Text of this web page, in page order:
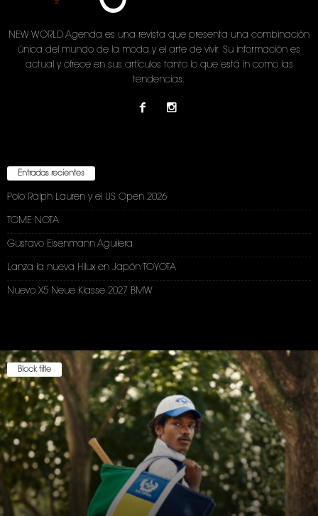
NEW WORLD Agenda es una revista que presenta una combinación
única del mundo de la moda y el arte de vivir. Su información es
actual y ofrece en sus artículos tanto lo que está in como las
tendencias.
Entradas recientes
Polo Ralph Lauren y el US Open 2026
TOME NOTA
Gustavo Eisenmann Aguilera
Lanza la nueva Hilux en Japón TOYOTA
Nuevo X5 Neue Klasse 2027 BMW
Block title